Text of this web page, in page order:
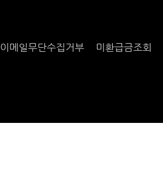
이메일무단수집거부 미환급금조회